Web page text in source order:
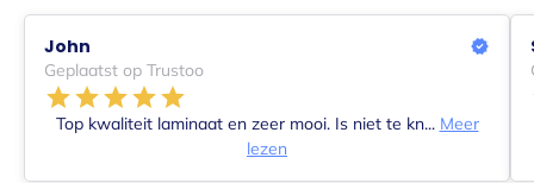
John
Geplaatst op Trustoo
Top kwaliteit laminaat en zeer mooi. Is niet te kn... Meer
lezen